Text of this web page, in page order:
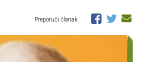
Preporuči članak